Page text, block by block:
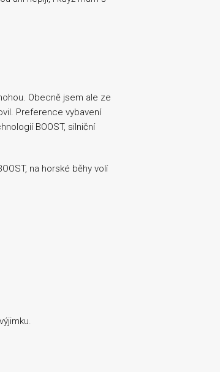
Obecně jsem ale ze
Preference vybavení
BOOST, silniční
na horské běhy volí